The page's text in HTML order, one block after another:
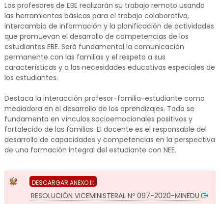
Los profesores de EBE realizarán su trabajo remoto usando
las herramientas básicas para el trabajo colaborativo,
intercambio de información y la planificación de actividades
que promuevan el desarrollo de competencias de los
estudiantes EBE. Será fundamental la comunicación
permanente con las familias y el respeto a sus
características y a las necesidades educativas especiales de
los estudiantes.
Destaca la interacción profesor-familia-estudiante como
mediadora en el desarrollo de los aprendizajes. Todo se
fundamenta en vínculos socioemocionales positivos y
fortalecido de las familias. El docente es el responsable del
desarrollo de capacidades y competencias en la perspectiva
de una formación integral del estudiante con NEE.
DESCARGAR ANEXO II:
RESOLUCIÓN VICEMINISTERAL Nº 097-2020-MINEDU